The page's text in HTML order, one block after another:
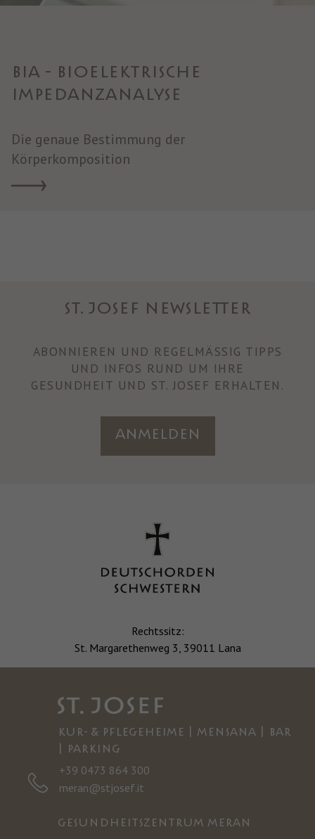
BIA - BIOELEKTRISCHE
IMPEDANZANALYSE
Die genaue Bestimmung der
Körperkomposition
ST. JOSEF NEWSLETTER
ABONNIEREN UND REGELMÄSSIG TIPPS U
ND INFOS RUND UM IHRE
GESUNDHEIT UND ST. JOSEF ERHALTEN.
Anmelden
Rechtssitz:
St. Margarethenweg 3, 39011 Lana
KUR- & PFLEGEHEIME | MENSANA | BAR
| PARKING
+39 0473 864 300
meran@stjosef.it
GESUNDHEITSZENTRUM MERAN